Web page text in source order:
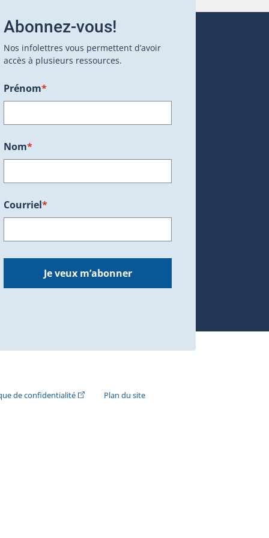
une nouvelle fenêtre.)
une nouvelle fenêtre.)
Abonnez-vous!
Nos infolettres vous permettent d’avoir
accès à plusieurs ressources.
Prénom*
Nom*
Courriel*
Je veux m’abonner
s'ouvrira dans une nouvelle fenêtre.)
de confidentialité(Cet hyperlien externe s'ouvrira dans une nouvelle
Plan du site
dans une nouvelle fenêtre.)